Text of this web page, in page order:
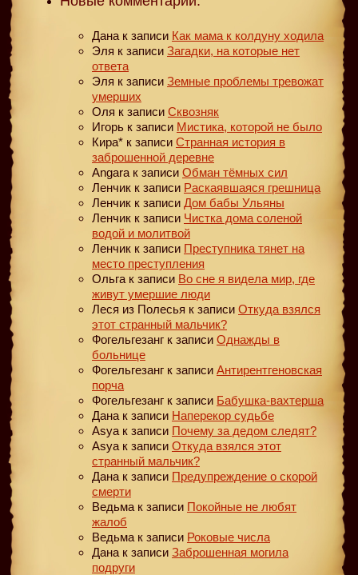
Дана к записи Как мама к колдуну ходила
Эля к записи Загадки, на которые нет
ответа
Эля к записи Земные проблемы тревожат
умерших
Оля к записи Сквозняк
Игорь к записи Мистика, которой не было
Кира* к записи Странная история в
заброшенной деревне
Angara к записи Обман тёмных сил
Ленчик к записи Раскаявшаяся грешница
Ленчик к записи Дом бабы Ульяны
Ленчик к записи Чистка дома соленой
водой и молитвой
Ленчик к записи Преступника тянет на
место преступления
Ольга к записи Во сне я видела мир, где
живут умершие люди
Леся из Полесья к записи Откуда взялся
этот странный мальчик?
Фогельгезанг к записи Однажды в
больнице
Фогельгезанг к записи Антирентгеновская
порча
Фогельгезанг к записи Бабушка-вахтерша
Дана к записи Наперекор судьбе
Asya к записи Почему за дедом следят?
Asya к записи Откуда взялся этот
странный мальчик?
Дана к записи Предупреждение о скорой
смерти
Ведьма к записи Покойные не любят
жалоб
Ведьма к записи Роковые числа
Дана к записи Заброшенная могила
подруги